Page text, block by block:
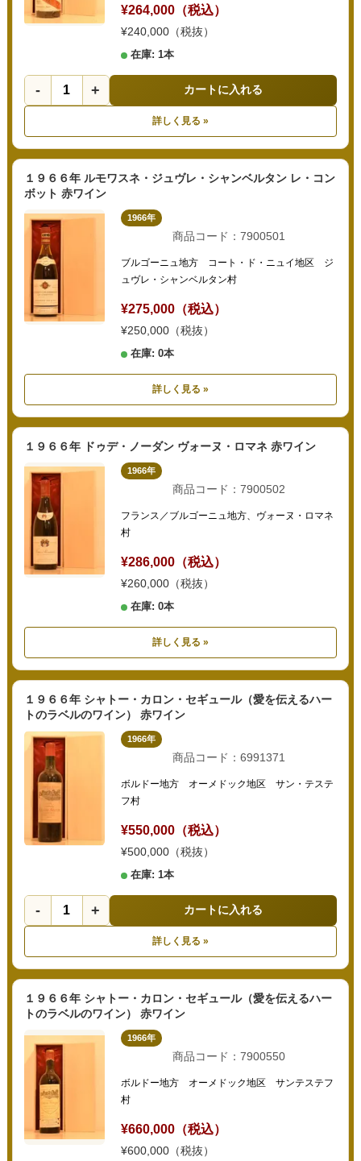
¥264,000（税込）
¥240,000（税抜）
在庫: 1本
- + カートに入れる
詳しく見る »
１９６６年 ルモワスネ・ジュヴレ・シャンベルタン レ・コン
ボット 赤ワイン
1966年
商品コード：7900501
ブルゴーニュ地方 コート・ド・ニュイ地区 ジ
ュヴレ・シャンベルタン村
¥275,000（税込）
¥250,000（税抜）
在庫: 0本
詳しく見る »
１９６６年 ドゥデ・ノーダン ヴォーヌ・ロマネ 赤ワイン
1966年
商品コード：7900502
フランス／ブルゴーニュ地方、ヴォーヌ・ロマネ
村
¥286,000（税込）
¥260,000（税抜）
在庫: 0本
詳しく見る »
１９６６年 シャトー・カロン・セギュール（愛を伝えるハー
トのラベルのワイン） 赤ワイン
1966年
商品コード：6991371
ボルドー地方 オーメドック地区 サン・テステ
フ村
¥550,000（税込）
¥500,000（税抜）
在庫: 1本
- + カートに入れる
詳しく見る »
１９６６年 シャトー・カロン・セギュール（愛を伝えるハー
トのラベルのワイン） 赤ワイン
1966年
商品コード：7900550
ボルドー地方 オーメドック地区 サンテステフ
村
¥660,000（税込）
¥600,000（税抜）